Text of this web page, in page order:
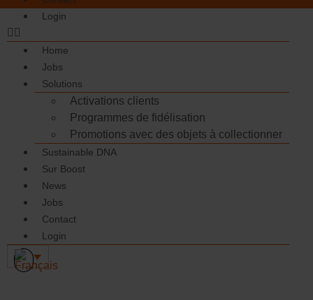
Login
Home
Jobs
Solutions
Activations clients
Programmes de fidélisation
Promotions avec des objets à collectionner
Sustainable DNA
Sur Boost
News
Jobs
Contact
Login